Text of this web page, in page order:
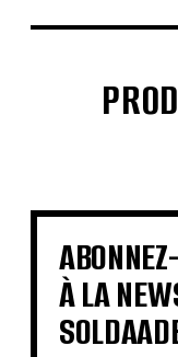
€
€
€
À LA